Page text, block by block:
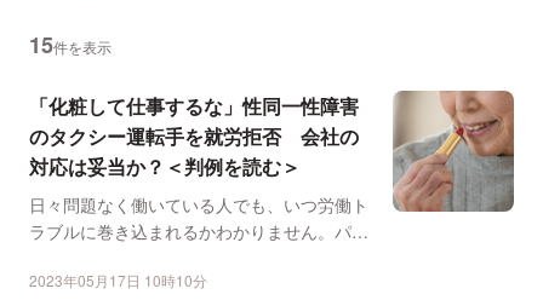
15件を表示
「化粧して仕事するな」性同一性障害
のタクシー運転手を就労拒否 会社の
対応は妥当か？＜判例を読む＞
日々問題なく働いている人でも、いつ労働ト
ラブルに巻き込まれるかわかりません。パワ
2023年05月17日 10時10分